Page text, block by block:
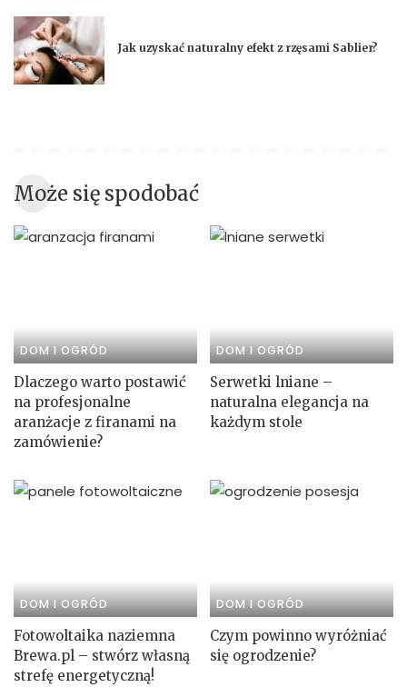
Jak uzyskać naturalny efekt z rzęsami Sablier?
Może się spodobać
DOM I OGRÓD
Dlaczego warto postawić
na profesjonalne
aranżacje z firanami na
zamówienie?
DOM I OGRÓD
Serwetki lniane –
naturalna elegancja na
każdym stole
DOM I OGRÓD
Fotowoltaika naziemna
Brewa.pl – stwórz własną
strefę energetyczną!
DOM I OGRÓD
Czym powinno wyróżniać
się ogrodzenie?